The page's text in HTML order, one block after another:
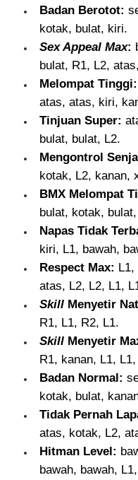
Badan Berotot:
kotak, bulat, kiri.
Sex Appeal Max:
bulat, R1, L2,
Melompat Tinggi:
atas, atas, kiri,
Tinjuan Super:
bulat, bulat, L2.
Mengontrol
kotak, L2, kanan,
BMX Melompat
bulat, kotak,
Napas Tidak
kiri, L1, bawah,
Respect Max:
atas, L2, L2, L1,
Skill Menyetir
R1, L1, R2, L1.
Skill Menyetir
R1, kanan, L1,
Badan Normal:
kotak, bulat,
Tidak Pernah
atas, kotak, L2,
Hitman Level:
bawah, bawah,